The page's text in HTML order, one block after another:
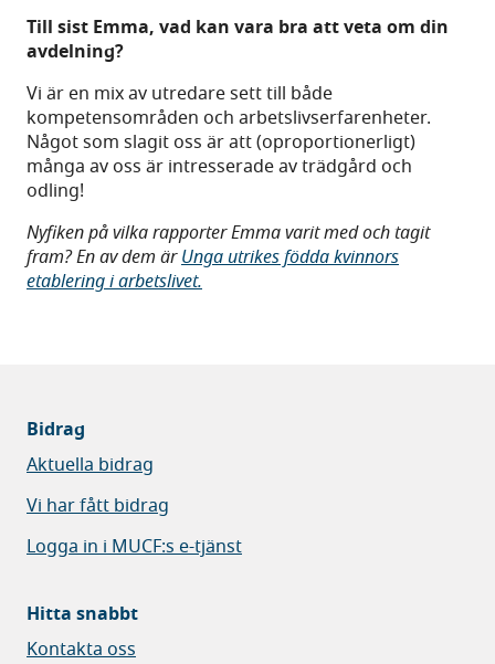
Till sist Emma, vad kan vara bra att veta om din
avdelning?
Vi är en mix av utredare sett till både
kompetensområden och arbetslivserfarenheter.
Något som slagit oss är att (oproportionerligt)
många av oss är intresserade av trädgård och
odling!
Nyfiken på vilka rapporter Emma varit med och tagit
fram? En av dem ärUnga utrikes födda kvinnors
etablering i arbetslivet.
Bidrag
Aktuella bidrag
Vi har fått bidrag
Logga in i MUCF:s e-tjänst
Hitta snabbt
Kontakta oss